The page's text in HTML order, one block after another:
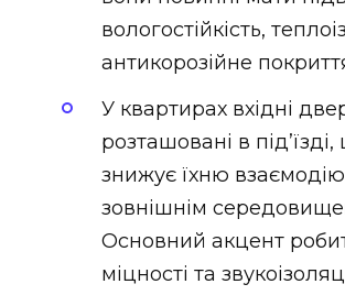
вологостійкість,
антикорозійне
У квартирах вхідні
розташовані в
знижує їхню взаємодію
зовнішнім
Основний акцент
міцності та